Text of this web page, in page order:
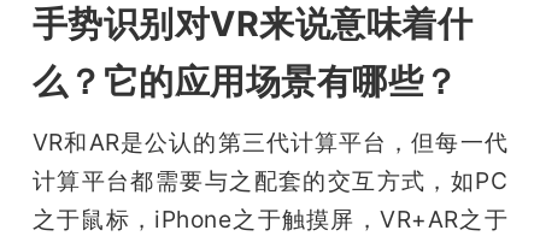
手势识别对VR来说意味着什
么？它的应用场景有哪些？
VR和AR是公认的第三代计算平台，但每一代
计算平台都需要与之配套的交互方式，如PC
之于鼠标，iPhone之于触摸屏，VR+AR之于